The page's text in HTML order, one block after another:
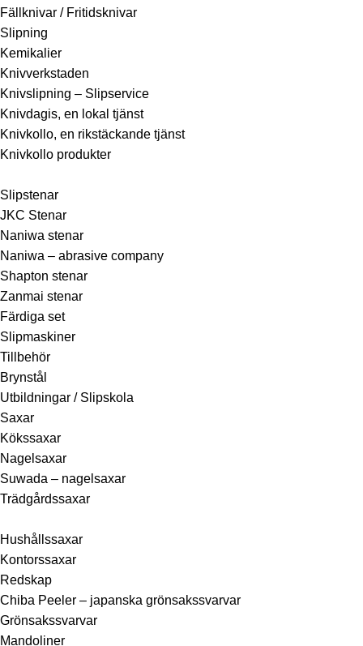
Fällknivar / Fritidsknivar
Slipning
Kemikalier
Knivverkstaden
Knivslipning – Slipservice
Knivdagis, en lokal tjänst
Knivkollo, en rikstäckande tjänst
Knivkollo produkter
Slipstenar
JKC Stenar
Naniwa stenar
Naniwa – abrasive company
Shapton stenar
Zanmai stenar
Färdiga set
Slipmaskiner
Tillbehör
Brynstål
Utbildningar / Slipskola
Saxar
Kökssaxar
Nagelsaxar
Suwada – nagelsaxar
Trädgårdssaxar
Hushållssaxar
Kontorssaxar
Redskap
Chiba Peeler – japanska grönsakssvarvar
Grönsakssvarvar
Mandoliner